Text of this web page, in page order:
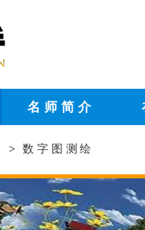
名师简介
> 数字图测绘